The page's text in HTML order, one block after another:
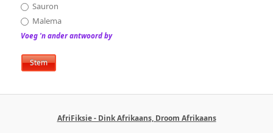
Sauron
Malema
Voeg 'n ander antwoord by
AfriFiksie - Dink Afrikaans, Droom Afrikaans